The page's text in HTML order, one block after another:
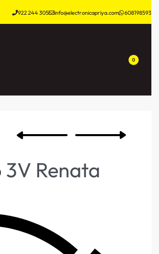
922 244 305 info@electronicapriya.com 608198593
0
3V Renata